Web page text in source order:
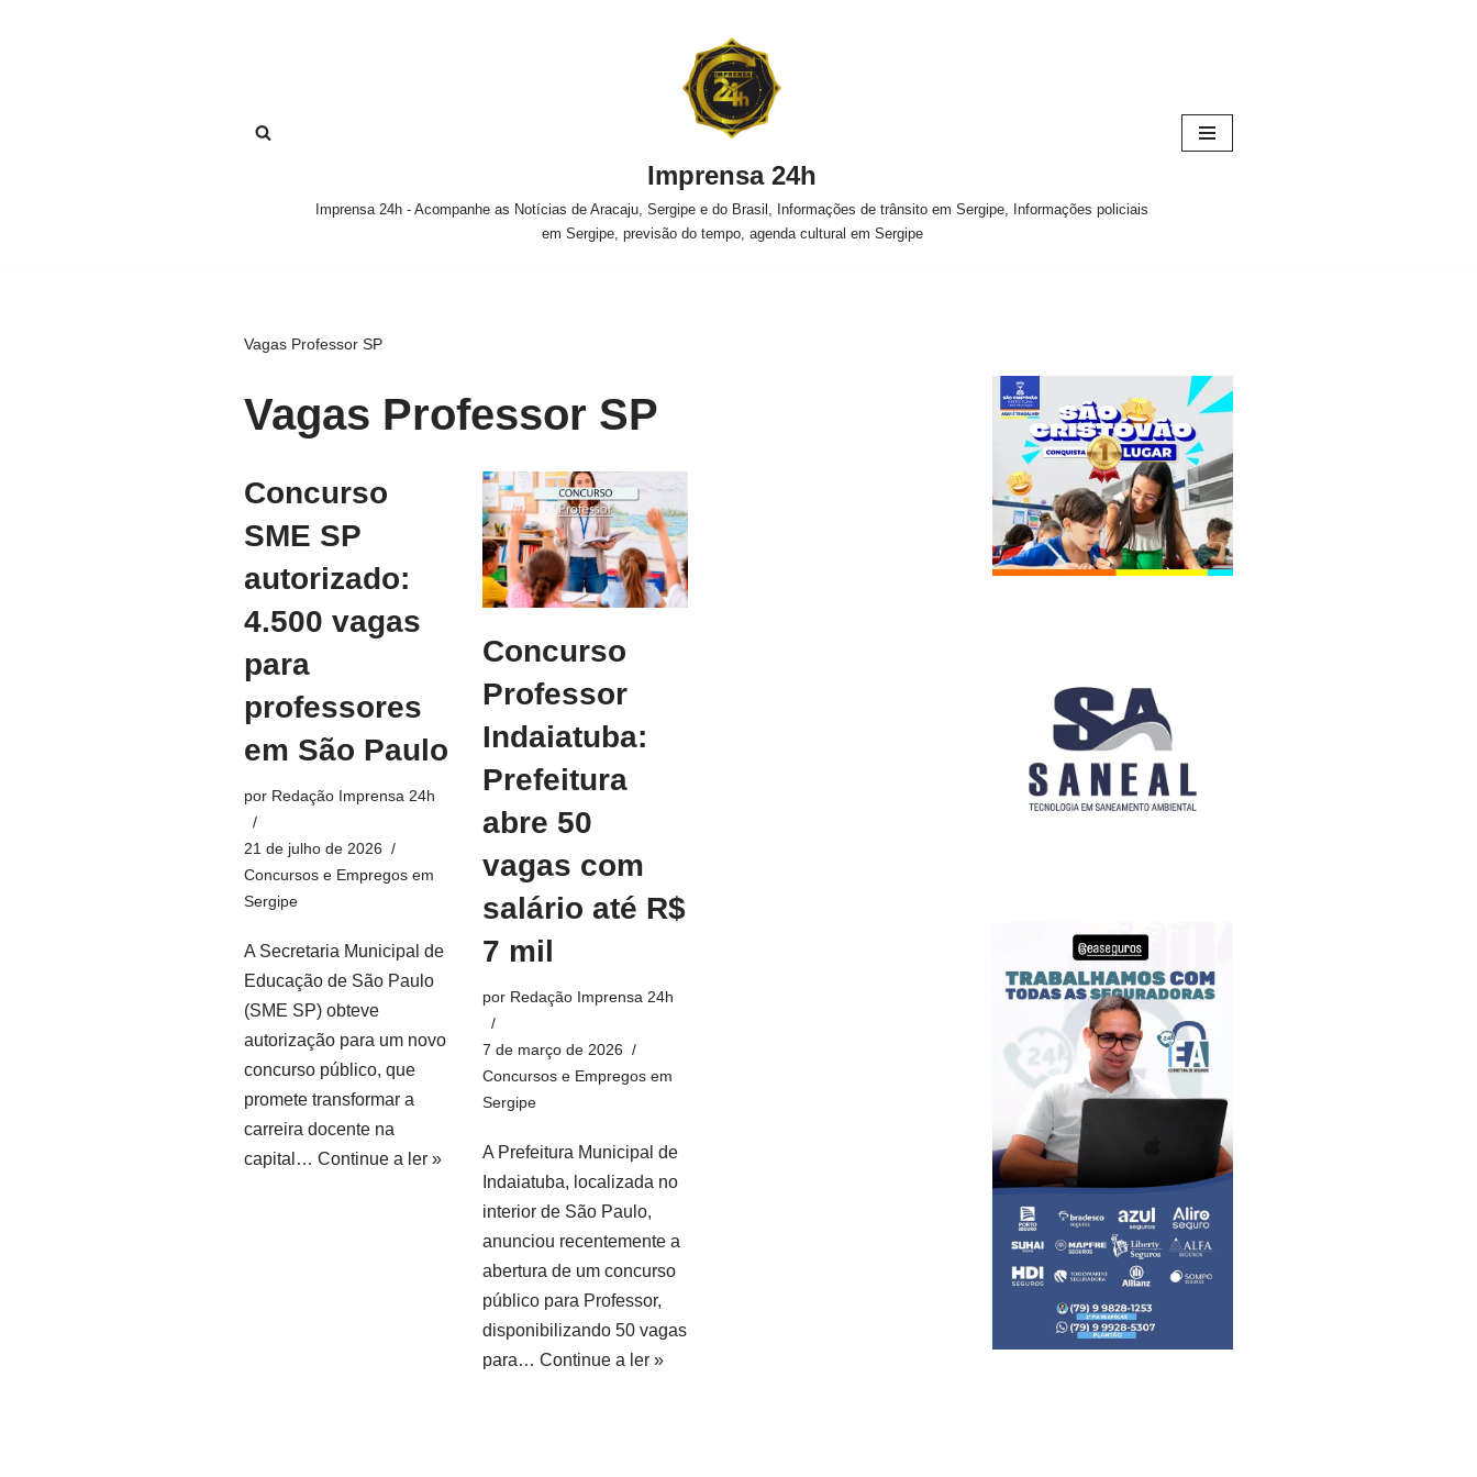
Imprensa 24h
Imprensa 24h - Acompanhe as Notícias de Aracaju, Sergipe e do Brasil, Informações de trânsito em Sergipe, Informações policiais
em Sergipe, previsão do tempo, agenda cultural em Sergipe
Vagas Professor SP
Vagas Professor SP
Concurso
SME SP
autorizado:
4.500 vagas
para
professores
em São Paulo
por Redação Imprensa 24h
21 de julho de 2026
Concursos e Empregos em
Sergipe
A Secretaria Municipal de
Educação de São Paulo
(SME SP) obteve
autorização para um novo
concurso público, que
promete transformar a
carreira docente na
capital… Continue a ler »
Concurso
Professor
Indaiatuba:
Prefeitura
abre 50
vagas com
salário até R$
7 mil
por Redação Imprensa 24h
7 de março de 2026
Concursos e Empregos em
Sergipe
A Prefeitura Municipal de
Indaiatuba, localizada no
interior de São Paulo,
anunciou recentemente a
abertura de um concurso
público para Professor,
disponibilizando 50 vagas
para… Continue a ler »